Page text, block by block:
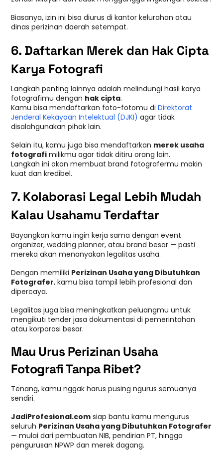
Biasanya, izin ini bisa diurus di kantor kelurahan atau
dinas perizinan daerah setempat.
6. Daftarkan Merek dan Hak Cipta
Karya Fotografi
Langkah penting lainnya adalah melindungi hasil karya
fotografimu dengan hak cipta.
Kamu bisa mendaftarkan foto-fotomu diDirektorat
Jenderal Kekayaan Intelektual (DJKI) agar tidak
disalahgunakan pihak lain.
Selain itu, kamu juga bisa mendaftarkan merek usaha
fotografi milikmu agar tidak ditiru orang lain.
Langkah ini akan membuat brand fotografermu makin
kuat dan kredibel.
7. Kolaborasi Legal Lebih Mudah
Kalau Usahamu Terdaftar
Bayangkan kamu ingin kerja sama dengan event
organizer, wedding planner, atau brand besar — pasti
mereka akan menanyakan legalitas usaha.
Dengan memiliki Perizinan Usaha yang Dibutuhkan
Fotografer, kamu bisa tampil lebih profesional dan
dipercaya.
Legalitas juga bisa meningkatkan peluangmu untuk
mengikuti tender jasa dokumentasi di pemerintahan
atau korporasi besar.
Mau Urus Perizinan Usaha
Fotografi Tanpa Ribet?
Tenang, kamu nggak harus pusing ngurus semuanya
sendiri.
JadiProfesional.com siap bantu kamu mengurus
seluruh Perizinan Usaha yang Dibutuhkan Fotografer
— mulai dari pembuatan NIB, pendirian PT, hingga
pengurusan NPWP dan merek dagang.